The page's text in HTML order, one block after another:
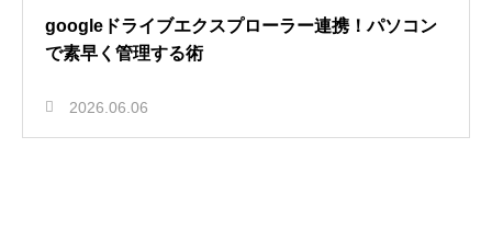
googleドライブエクスプローラー連携！パソコン
で素早く管理する術
2026.06.06